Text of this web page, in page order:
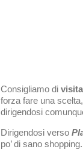
Consigliamo di
forza fare una
dirigendosi
Dirigendosi verso
po’ di sano shopping.